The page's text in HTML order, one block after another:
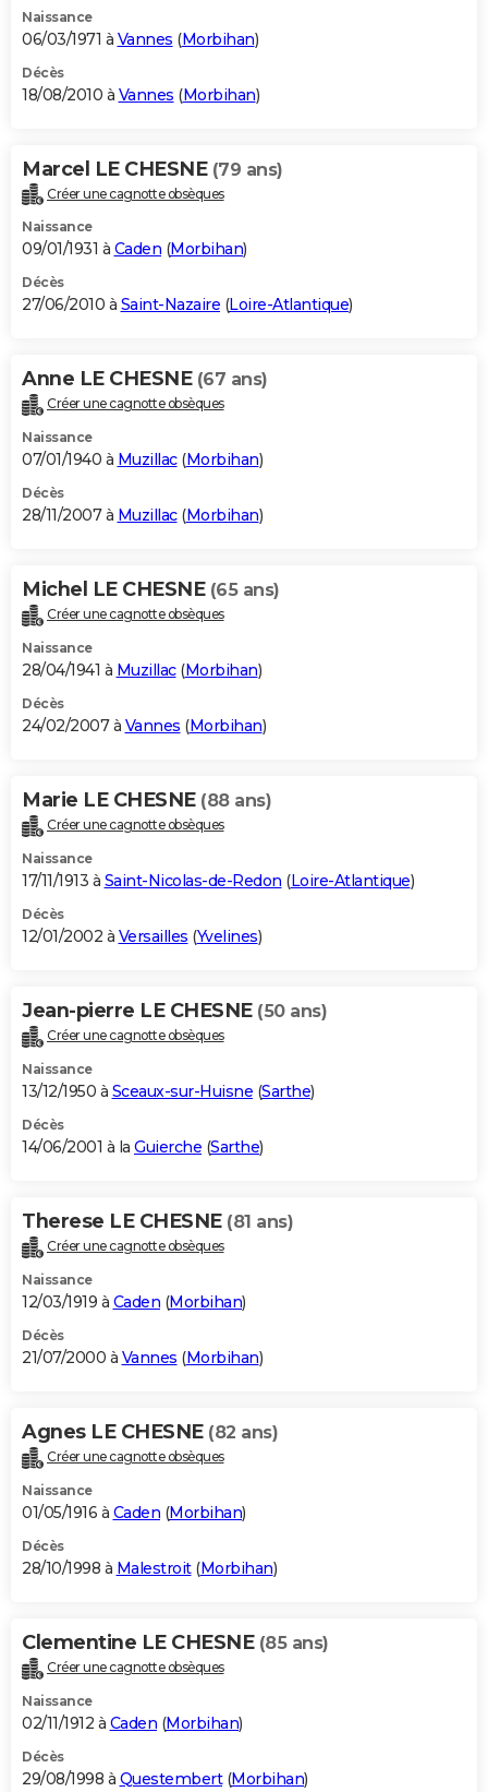
Naissance
06/03/1971 à Vannes (Morbihan)
Décès
18/08/2010 à Vannes (Morbihan)
Marcel LE CHESNE (79 ans)
Créer une cagnotte obsèques
Naissance
09/01/1931 à Caden (Morbihan)
Décès
27/06/2010 à Saint-Nazaire (Loire-Atlantique)
Anne LE CHESNE (67 ans)
Créer une cagnotte obsèques
Naissance
07/01/1940 à Muzillac(Morbihan)
Décès
28/11/2007 à Muzillac(Morbihan)
Michel LE CHESNE (65 ans)
Créer une cagnotte obsèques
Naissance
28/04/1941 à Muzillac(Morbihan)
Décès
24/02/2007 à Vannes (Morbihan)
Marie LE CHESNE (88 ans)
Créer une cagnotte obsèques
Naissance
17/11/1913 à Saint-Nicolas-de-Redon (Loire-Atlantique)
Décès
12/01/2002 à Versailles (Yvelines)
Jean-pierre LE CHESNE (50 ans)
Créer une cagnotte obsèques
Naissance
13/12/1950 à Sceaux-sur-Huisne (Sarthe)
Décès
14/06/2001 à la Guierche (Sarthe)
Therese LE CHESNE (81 ans)
Créer une cagnotte obsèques
Naissance
12/03/1919 à Caden (Morbihan)
Décès
21/07/2000 à Vannes (Morbihan)
Agnes LE CHESNE (82 ans)
Créer une cagnotte obsèques
Naissance
01/05/1916 à Caden (Morbihan)
Décès
28/10/1998 à Malestroit(Morbihan)
Clementine LE CHESNE (85 ans)
Créer une cagnotte obsèques
Naissance
02/11/1912 à Caden (Morbihan)
Décès
29/08/1998 à Questembert(Morbihan)